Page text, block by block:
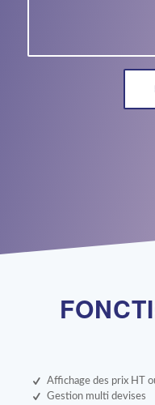
Affichage des prix HT
Gestion multi devises